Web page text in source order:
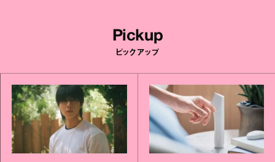
Pickup
ピックアップ